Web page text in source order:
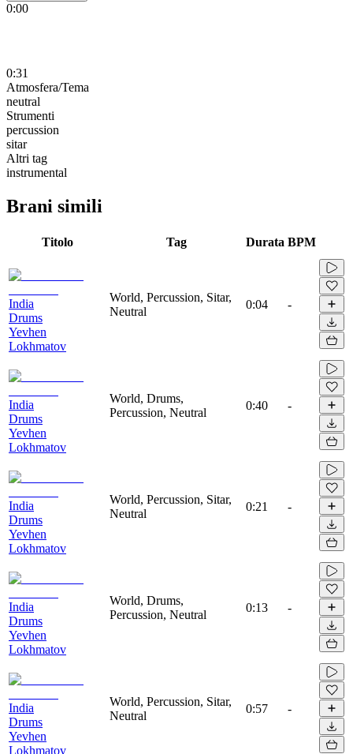
0:00
0:31
Atmosfera/Tema
neutral
Strumenti
percussion
sitar
Altri tag
instrumental
Brani simili
Titolo Tag Durata BPM
India
Drums
Yevhen
Lokhmatov
World, Percussion, Sitar,
Neutral
0:04 -
India
Drums
Yevhen
Lokhmatov
World, Drums,
Percussion, Neutral
0:40 -
India
Drums
Yevhen
Lokhmatov
World, Percussion, Sitar,
Neutral
0:21 -
India
Drums
Yevhen
Lokhmatov
World, Drums,
Percussion, Neutral
0:13 -
India
Drums
Yevhen
Lokhmatov
World, Percussion, Sitar,
Neutral
0:57 -